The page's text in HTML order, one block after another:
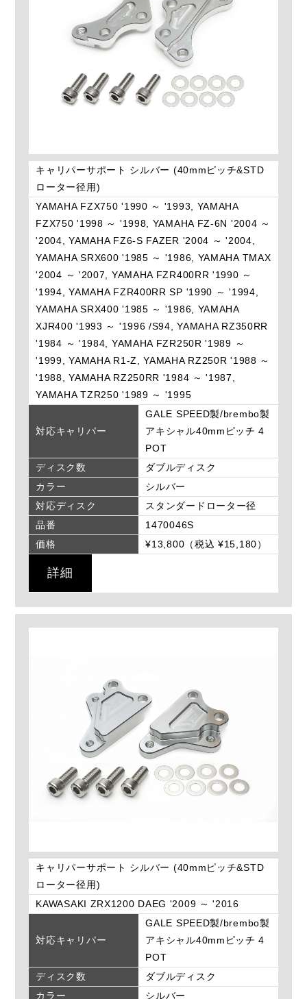
キャリパーサポート シルバー (40mmピッチ&STD
ローター径用)
YAMAHA FZX750 '1990 ～ '1993, YAMAHA
FZX750 '1998 ～ '1998, YAMAHA FZ-6N '2004 ～
'2004, YAMAHA FZ6-S FAZER '2004 ～ '2004,
YAMAHA SRX600 '1985 ～ '1986, YAMAHA TMAX
'2004 ～ '2007, YAMAHA FZR400RR '1990 ～
'1994, YAMAHA FZR400RR SP '1990 ～ '1994,
YAMAHA SRX400 '1985 ～ '1986, YAMAHA
XJR400 '1993 ～ '1996 /S94, YAMAHA RZ350RR
'1984 ～ '1984, YAMAHA FZR250R '1989 ～
'1999, YAMAHA R1-Z, YAMAHA RZ250R '1988 ～
'1988, YAMAHA RZ250RR '1984 ～ '1987,
YAMAHA TZR250 '1989 ～ '1995
対応キャリパー
GALE SPEED製/brembo製
アキシャル40mmピッチ 4
POT
ディスク数
ダブルディスク
カラー
シルバー
対応ディスク
スタンダードローター径
品番
1470046S
価格
¥13,800（税込 ¥15,180）
詳細
キャリパーサポート シルバー (40mmピッチ&STD
ローター径用)
KAWASAKI ZRX1200 DAEG '2009 ～ '2016
対応キャリパー
GALE SPEED製/brembo製
アキシャル40mmピッチ 4
POT
ディスク数
ダブルディスク
カラー
シルバー